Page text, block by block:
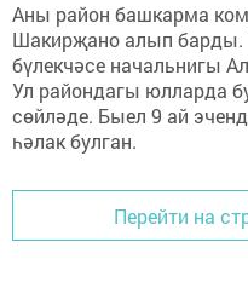
Аны район башкарма
Шакирҗано алып барды.
бүлекчәсе начальнигы
Ул райондагы юлларда
сөйләде. Быел 9 ай
һәлак булган.
Перейти на